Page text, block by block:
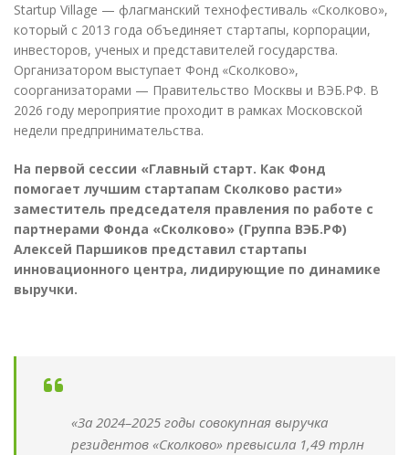
Startup Village — флагманский технофестиваль «Сколково»,
который с 2013 года объединяет стартапы, корпорации,
инвесторов, ученых и представителей государства.
Организатором выступает Фонд «Сколково»,
соорганизаторами — Правительство Москвы и ВЭБ.РФ. В
2026 году мероприятие проходит в рамках Московской
недели предпринимательства.
На первой сессии «Главный старт. Как Фонд
помогает лучшим стартапам Сколково расти»
заместитель председателя правления по работе с
партнерами Фонда «Сколково» (Группа ВЭБ.РФ)
Алексей Паршиков представил стартапы
инновационного центра, лидирующие по динамике
выручки.
«За 2024–2025 годы совокупная выручка
резидентов «Сколково» превысила 1,49 трлн